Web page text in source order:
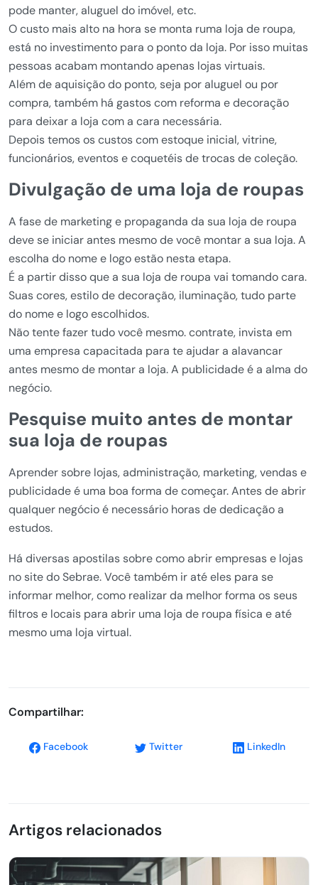
pode manter, aluguel do imóvel, etc.
O custo mais alto na hora se monta ruma loja de roupa,
está no investimento para o ponto da loja. Por isso muitas
pessoas acabam montando apenas lojas virtuais.
Além de aquisição do ponto, seja por aluguel ou por
compra, também há gastos com reforma e decoração
para deixar a loja com a cara necessária.
Depois temos os custos com estoque inicial, vitrine,
funcionários, eventos e coquetéis de trocas de coleção.
Divulgação de uma loja de roupas
A fase de marketing e propaganda da sua loja de roupa
deve se iniciar antes mesmo de você montar a sua loja. A
escolha do nome e logo estão nesta etapa.
É a partir disso que a sua loja de roupa vai tomando cara.
Suas cores, estilo de decoração, iluminação, tudo parte
do nome e logo escolhidos.
Não tente fazer tudo você mesmo. contrate, invista em
uma empresa capacitada para te ajudar a alavancar
antes mesmo de montar a loja. A publicidade é a alma do
negócio.
Pesquise muito antes de montar
sua loja de roupas
Aprender sobre lojas, administração, marketing, vendas e
publicidade é uma boa forma de começar. Antes de abrir
qualquer negócio é necessário horas de dedicação a
estudos.
Há diversas apostilas sobre como abrir empresas e lojas
no site do Sebrae. Você também ir até eles para se
informar melhor, como realizar da melhor forma os seus
filtros e locais para abrir uma loja de roupa física e até
mesmo uma loja virtual.
Compartilhar:
Facebook Twitter LinkedIn
Artigos relacionados